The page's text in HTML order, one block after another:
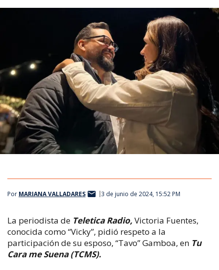
Por MARIANA VALLADARES 3 de junio de 2024, 15:52 PM
La periodista de Teletica Radio,Victoria Fuentes,
conocida como “Vicky”, pidió respeto a la
participación de su esposo, “Tavo” Gamboa, en Tu
Cara me Suena (TCMS).